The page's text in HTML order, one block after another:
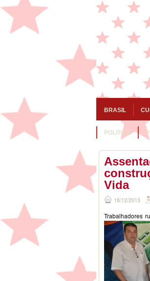
BRASIL
POLITICA
Vida
18/12/2013
Trabalhadores